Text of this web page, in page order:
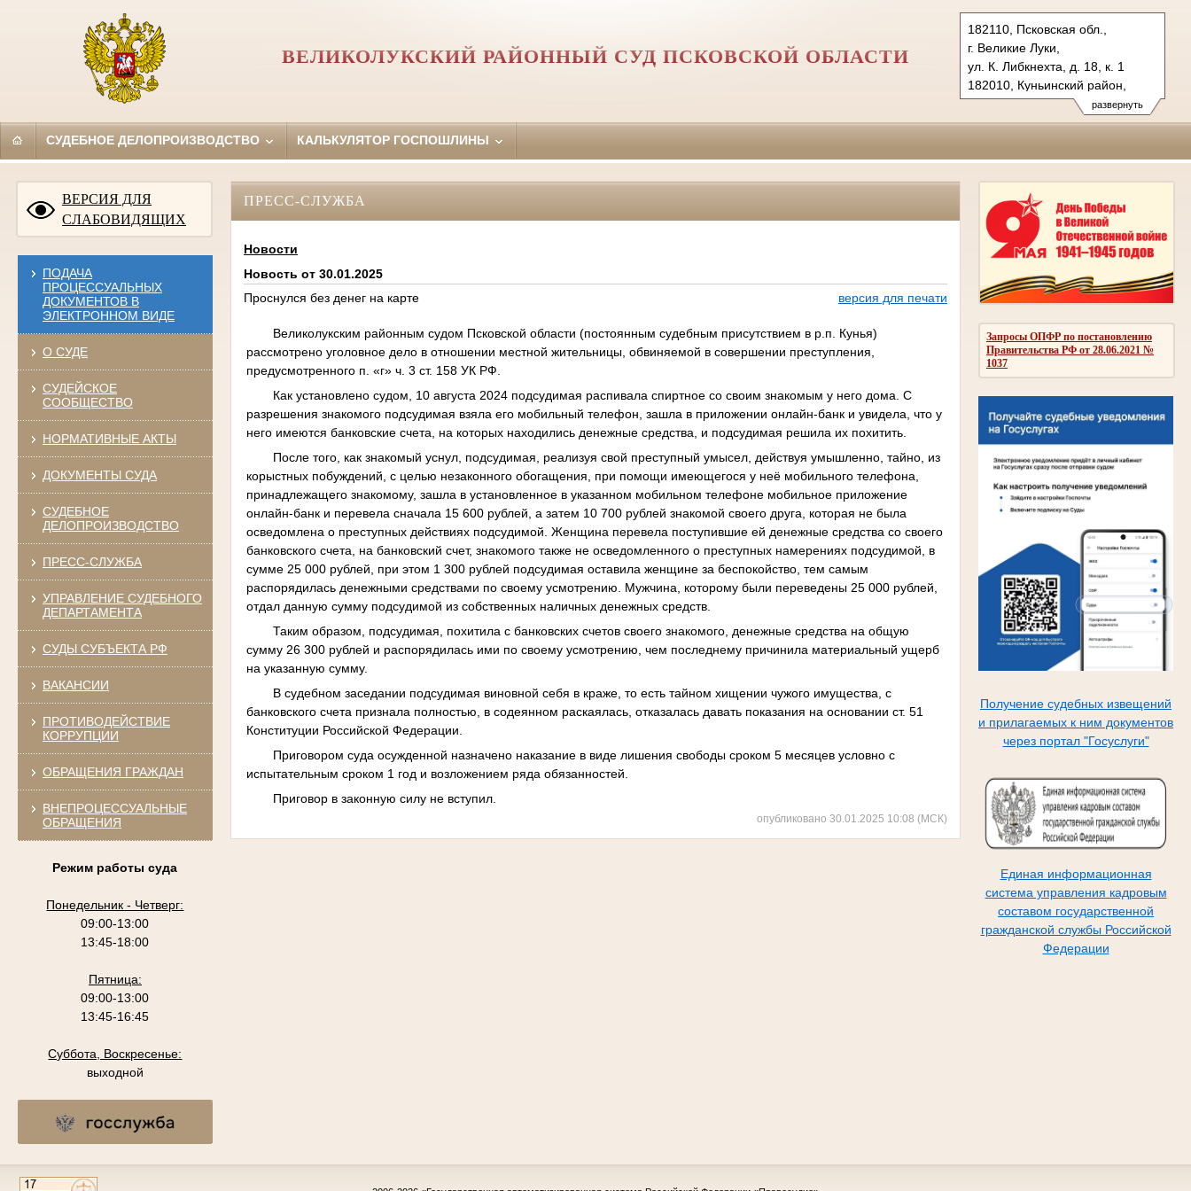
развернуть
182110, Псковская обл.,
г. Великие Луки,
ул. К. Либкнехта, д. 18, к. 1
182010, Куньинский район,
рп. Кунья, ул. Дзержинского,
д. 104
49) 2-15-19
ВЕЛИКОЛУКСКИЙ РАЙОННЫЙ СУД ПСКОВСКОЙ ОБЛАСТИ
СУДЕБНОЕ ДЕЛОПРОИЗВОДСТВО КАЛЬКУЛЯТОР ГОСПОШЛИНЫ
ВЕРСИЯ ДЛЯ
СЛАБОВИДЯЩИХ
ПОДАЧА
ПРОЦЕССУАЛЬНЫХ
ДОКУМЕНТОВ В
ЭЛЕКТРОННОМ ВИДЕ
О СУДЕ
СУДЕЙСКОЕ
СООБЩЕСТВО
НОРМАТИВНЫЕ АКТЫ
ДОКУМЕНТЫ СУДА
СУДЕБНОЕ
ДЕЛОПРОИЗВОДСТВО
ПРЕСС-СЛУЖБА
УПРАВЛЕНИЕ СУДЕБНОГО
ДЕПАРТАМЕНТА
СУДЫ СУБЪЕКТА РФ
ВАКАНСИИ
ПРОТИВОДЕЙСТВИЕ
КОРРУПЦИИ
ОБРАЩЕНИЯ ГРАЖДАН
ВНЕПРОЦЕССУАЛЬНЫЕ
ОБРАЩЕНИЯ
Режим работы суда
Понедельник - Четверг:
09:00-13:00
13:45-18:00
Пятница:
09:00-13:00
13:45-16:45
Суббота, Воскресенье:
выходной
Запросы ОПФР по постановлению
Правительства РФ от 28.06.2021 №
1037
Получение судебных извещений
и прилагаемых к ним документов
через портал "Госуслуги"
Единая информационная
система управления кадровым
составом государственной
гражданской службы Российской
Федерации
ПРЕСС-СЛУЖБА
Новости
Новость от 30.01.2025
Проснулся без денег на карте
версия для печати
Великолукским районным судом Псковской области (постоянным судебным присутствием в р.п. Кунья)
рассмотрено уголовное дело в отношении местной жительницы, обвиняемой в совершении преступления,
предусмотренного п. «г» ч. 3 ст. 158 УК РФ.
Как установлено судом, 10 августа 2024 подсудимая распивала спиртное со своим знакомым у него дома. С
разрешения знакомого подсудимая взяла его мобильный телефон, зашла в приложении онлайн-банк и увидела, что у
него имеются банковские счета, на которых находились денежные средства, и подсудимая решила их похитить.
После того, как знакомый уснул, подсудимая, реализуя свой преступный умысел, действуя умышленно, тайно, из
корыстных побуждений, с целью незаконного обогащения, при помощи имеющегося у неё мобильного телефона,
принадлежащего знакомому, зашла в установленное в указанном мобильном телефоне мобильное приложение
онлайн-банк и перевела сначала 15 600 рублей, а затем 10 700 рублей знакомой своего друга, которая не была
осведомлена о преступных действиях подсудимой. Женщина перевела поступившие ей денежные средства со своего
банковского счета, на банковский счет, знакомого также не осведомленного о преступных намерениях подсудимой, в
сумме 25 000 рублей, при этом 1 300 рублей подсудимая оставила женщине за беспокойство, тем самым
распорядилась денежными средствами по своему усмотрению. Мужчина, которому были переведены 25 000 рублей,
отдал данную сумму подсудимой из собственных наличных денежных средств.
Таким образом, подсудимая, похитила с банковских счетов своего знакомого, денежные средства на общую
сумму 26 300 рублей и распорядилась ими по своему усмотрению, чем последнему причинила материальный ущерб
на указанную сумму.
В судебном заседании подсудимая виновной себя в краже, то есть тайном хищении чужого имущества, с
банковского счета признала полностью, в содеянном раскаялась, отказалась давать показания на основании ст. 51
Конституции Российской Федерации.
Приговором суда осужденной назначено наказание в виде лишения свободы сроком 5 месяцев условно с
испытательным сроком 1 год и возложением ряда обязанностей.
Приговор в законную силу не вступил.
опубликовано 30.01.2025 10:08 (МСК)